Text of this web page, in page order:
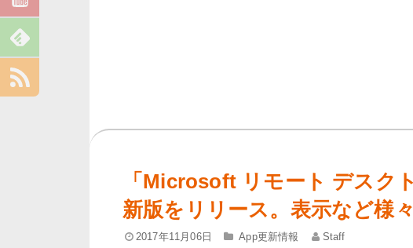
「Microsoft リモート デスク
新版をリリース。表示など様
2017年11月06日 App更新情報 Staff